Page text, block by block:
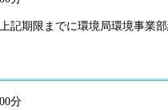
記期限までに環境局環境事業
分